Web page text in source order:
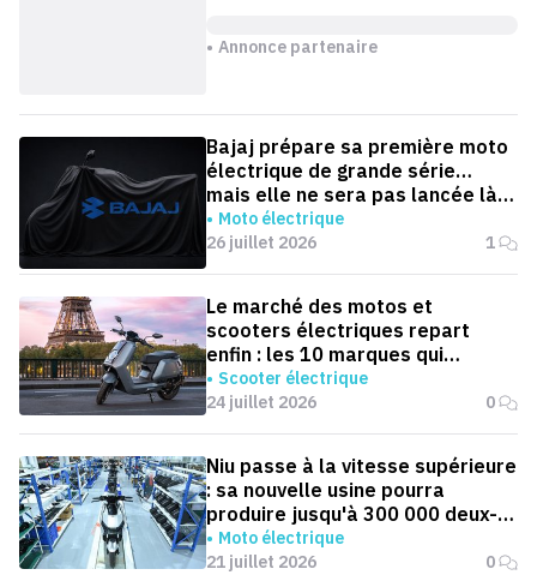
Annonce partenaire
Bajaj prépare sa première moto
électrique de grande série…
mais elle ne sera pas lancée là
où on l'attend
Moto électrique
26 juillet 2026
1
Le marché des motos et
scooters électriques repart
enfin : les 10 marques qui
dominent la France
Scooter électrique
24 juillet 2026
0
Niu passe à la vitesse supérieure
: sa nouvelle usine pourra
produire jusqu'à 300 000 deux-
roues électriques par an
Moto électrique
21 juillet 2026
0